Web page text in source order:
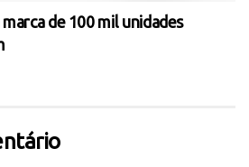
de 100 mil unidades